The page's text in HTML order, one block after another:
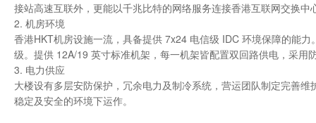
接站高速互联外，更能以千兆比特的网络服务连接香港互联网交换
2. 机房环境
香港HKT机房设施一流，具备提供 7x24 电信级 IDC 环境保障的能
级。提供 12A/19 英寸标准机架，每一机架皆配置双回路供电，采
3. 电力供应
大楼设有多层安防保护，冗余电力及制冷系统，营运团队制定完善
稳定及安全的环境下运作。